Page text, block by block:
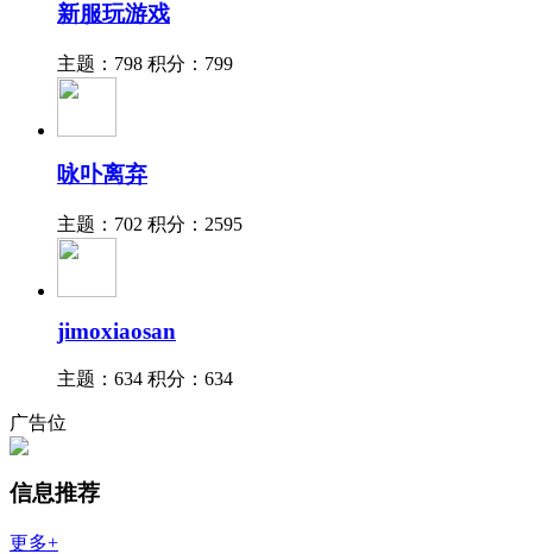
新服玩游戏
主题：798 积分：799
咏卟离弃
主题：702 积分：2595
jimoxiaosan
主题：634 积分：634
广告位
信息推荐
更多+